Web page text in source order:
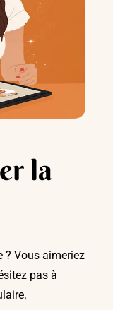
la
? Vous aimeriez
pas à